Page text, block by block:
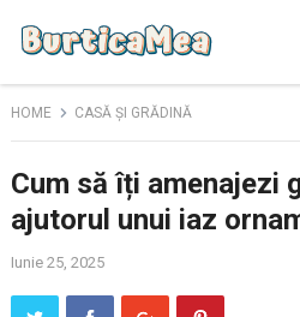
HOME CASĂ ȘI GRĂDINĂ
Cum să îți amenajezi
ajutorul unui iaz
Iunie 25, 2025